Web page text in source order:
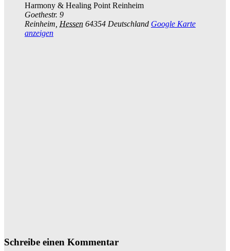
Harmony & Healing Point Reinheim
Goethestr. 9
Reinheim Hessen 64354 Deutschland Google Karte
anzeigen
Schreibe einen Kommentar